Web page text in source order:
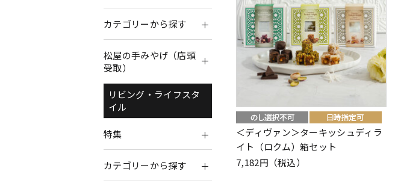
カテゴリーから探す
松屋の手みやげ（店頭
受取）
リビング・ライフスタ
イル
特集
カテゴリーから探す
＜ディヴァン＞ターキッシュディラ
イト（ロクム）箱セット
7,182円（税込）